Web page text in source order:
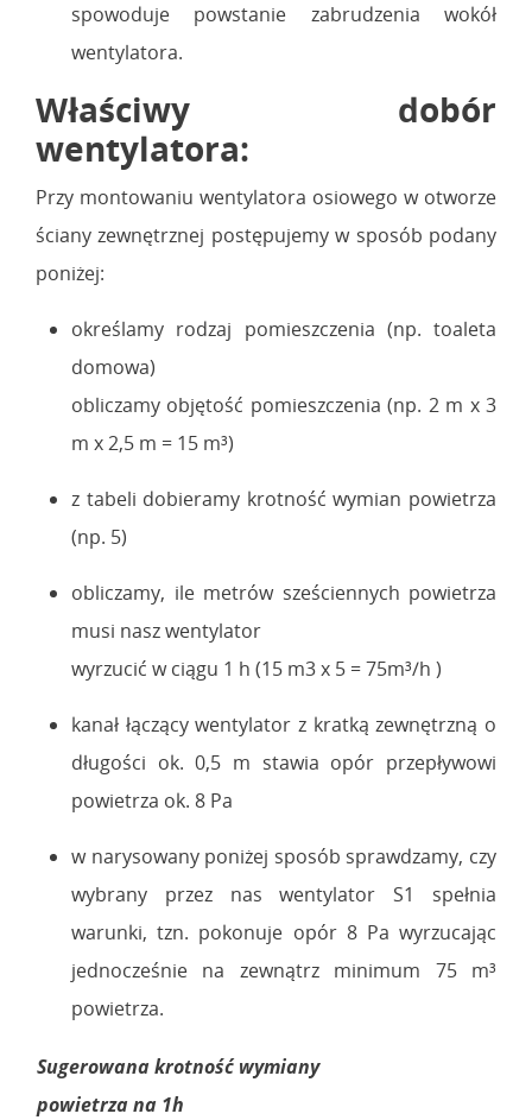
spowoduje powstanie zabrudzenia wokół
wentylatora.
Właściwy dobór
wentylatora:
Przy montowaniu wentylatora osiowego w otworze
ściany zewnętrznej postępujemy w sposób podany
poniżej:
określamy rodzaj pomieszczenia (np. toaleta
domowa)
obliczamy objętość pomieszczenia (np. 2 m x 3
m x 2,5 m = 15 m³)
z tabeli dobieramy krotność wymian powietrza
(np. 5)
obliczamy, ile metrów sześciennych powietrza
musi nasz wentylator
wyrzucić w ciągu 1 h (15 m3 x 5 = 75m³/h )
kanał łączący wentylator z kratką zewnętrzną o
długości ok. 0,5 m stawia opór przepływowi
powietrza ok. 8 Pa
w narysowany poniżej sposób sprawdzamy, czy
wybrany przez nas wentylator S1 spełnia
warunki, tzn. pokonuje opór 8 Pa wyrzucając
jednocześnie na zewnątrz minimum 75 m³
powietrza.
Sugerowana krotność wymiany
powietrza na 1h